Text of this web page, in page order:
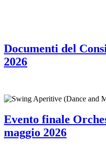
Documenti del
2026
Evento finale
maggio 2026